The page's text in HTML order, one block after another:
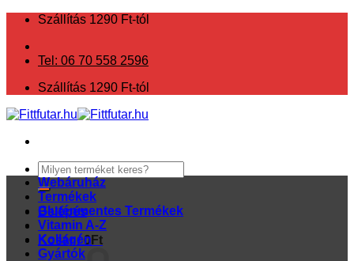
Skip
content
Szállítás 1290 Ft-tól
Tel: 06 70 558 2596
Szállítás 1290 Ft-tól
Keresés
a
következőre:
Belépés
Kosár /0Ft
Webáruház
Termékek
Gluténmentes Termékek
Vitamin A-Z
Kollagén
Gyártók